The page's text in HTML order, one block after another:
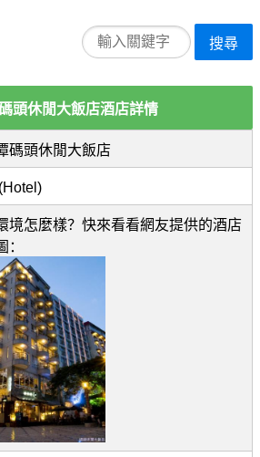
搜尋
頭休閒大飯店酒店詳情
碼頭休閒大飯店
境怎麼樣？快來看看網友提供的酒店
：